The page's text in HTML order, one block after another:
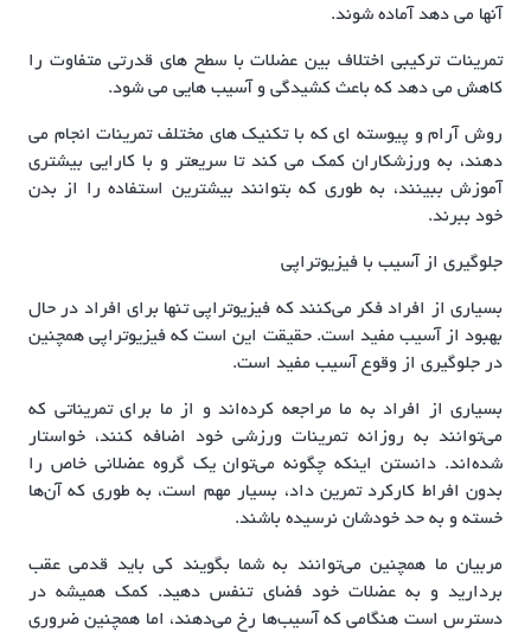
آنها می دهد آماده شوند.
تمرینات ترکیبی اختلاف بین عضلات با سطح های قدرتی متفاوت را
کاهش می دهد که باعث کشیدگی و آسیب هایی می شود.
روش آرام و پیوسته ای که با تکنیک های مختلف تمرینات انجام می
دهند، به ورزشکاران کمک می کند تا سریعتر و با کارایی بیشتری
آموزش ببینند، به طوری که بتوانند بیشترین استفاده را از بدن
خود ببرند.
جلوگیری از آسیب با فیزیوتراپی
بسیاری از افراد فکر می‌کنند که فیزیوتراپی تنها برای افراد در حال
بهبود از آسیب مفید است. حقیقت این است که فیزیوتراپی همچنین
در جلوگیری از وقوع آسیب مفید است.
بسیاری از افراد به ما مراجعه کرده‌اند و از ما برای تمریناتی که
می‌توانند به روزانه تمرینات ورزشی خود اضافه کنند، خواستار
شده‌اند. دانستن اینکه چگونه می‌توان یک گروه عضلانی خاص را
بدون افراط کارکرد تمرین داد، بسیار مهم است، به طوری که آن‌ها
خسته و به حد خودشان نرسیده باشند.
مربیان ما همچنین می‌توانند به شما بگویند کی باید قدمی عقب
بردارید و به عضلات خود فضای تنفس دهید. کمک همیشه در
دسترس است هنگامی که آسیب‌ها رخ می‌دهند، اما همچنین ضروری